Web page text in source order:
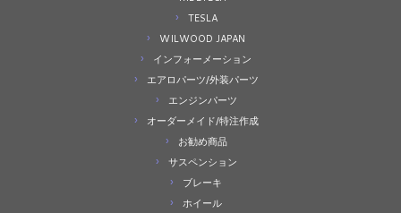
TESLA
WILWOOD JAPAN
インフォーメーション
エアロパーツ/外装パーツ
エンジンパーツ
オーダーメイド/特注作成
お勧め商品
サスペンション
ブレーキ
ホイール